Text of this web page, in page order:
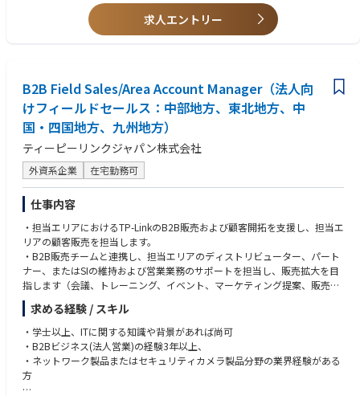
求人エントリー
B2B Field Sales/Area Account Manager（法人向
けフィールドセールス：中部地方、東北地方、中
国・四国地方、九州地方）
ティーピーリンクジャパン株式会社
外資系企業 在宅勤務可
仕事内容
・担当エリアにおけるTP-LinkのB2B販売および顧客開拓を支援し、担当エ
リアの顧客販売を担当します。
・B2B販売チームと連携し、担当エリアのディストリビューター、パート
ナー、またはSIの維持および営業業務のサポートを担当し、販売拡大を目
指します（会議、トレーニング、イベント、マーケティング提案、販売資
料の配布など）。
・担当エリアの新規チャネル、新規B2Bディストリビューター、新規シス
テムインテグレーターの開拓、B2B販売拡大への取り組み（コールドコー
ル、メール連絡、会議での問い合わせなど）。
・中小企業向け製品の販売力強化を目的とした、関連するB2Bイベント、
活動、またはプログラムのサポート。
・上記以外のB2Bビジネスに関連する業務
求める経験 / スキル
・学士以上、ITに関する知識や背景があれば尚可
・B2Bビジネス(法人営業)の経験3年以上、
・ネットワーク製品またはセキュリティカメラ製品分野の業界経験がある
方